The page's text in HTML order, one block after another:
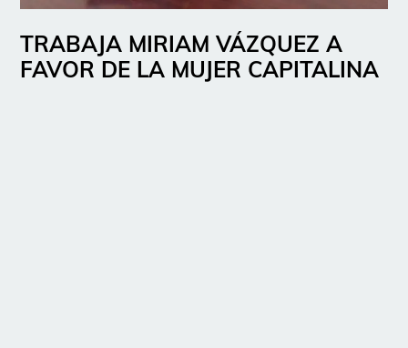
TRABAJA MIRIAM VÁZQUEZ A
FAVOR DE LA MUJER CAPITALINA